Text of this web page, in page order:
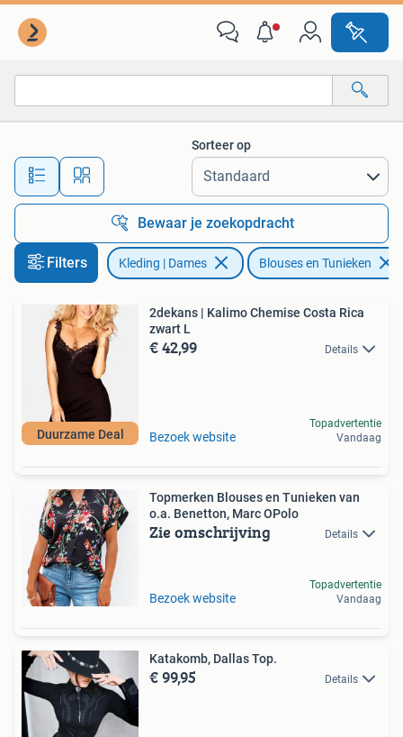
Alle afstanden…
Sorteer op
Bewaar je zoekopdracht
Filters Kleding | Dames Blouses en Tunieken
Duurzame Deal
2dekans | Kalimo Chemise Costa Rica
zwart L
€ 42,99 Details
Bezoek website
Topadvertentie
Vandaag
Topmerken Blouses en Tunieken van
o.a. Benetton, Marc OPolo
Zie omschrijving Details
Bezoek website
Topadvertentie
Vandaag
Katakomb, Dallas Top.
€ 99,95 Details